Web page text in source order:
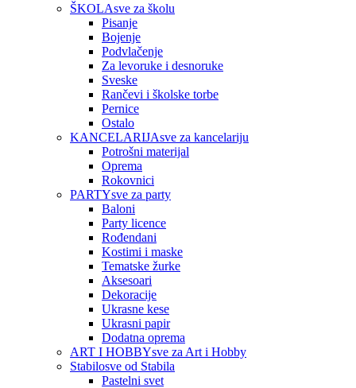
ŠKOLAsve za školu
Pisanje
Bojenje
Podvlačenje
Za levoruke i desnoruke
Sveske
Rančevi i školske torbe
Pernice
Ostalo
KANCELARIJAsve za kancelariju
Potrošni materijal
Oprema
Rokovnici
PARTYsve za party
Baloni
Party licence
Rođendani
Kostimi i maske
Tematske žurke
Aksesoari
Dekoracije
Ukrasne kese
Ukrasni papir
Dodatna oprema
ART I HOBBYsve za Art i Hobby
Stabilosve od Stabila
Pastelni svet